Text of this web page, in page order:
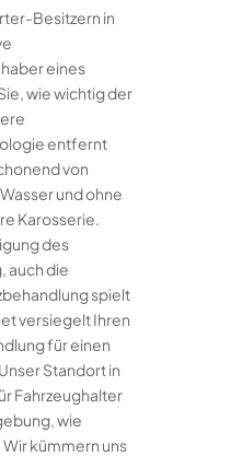
Besitzern in
eines
wie wichtig der
entfernt
von
und ohne
Karosserie.
des
auch die
spielt
versiegelt Ihren
für einen
Standort in
Fahrzeughalter
wie
kümmern uns